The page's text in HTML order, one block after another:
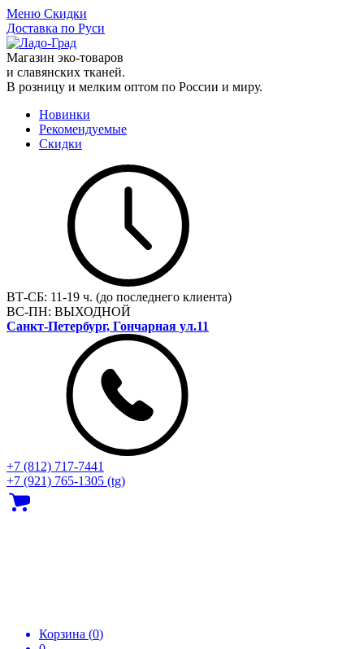
Меню Скидки
Доставка по Руси
Магазин эко-товаров
и славянских тканей.
В розницу и мелким оптом по России и миру.
Новинки
Рекомендуемые
Скидки
ВТ-СБ: 11-19 ч. (до последнего клиента)
ВС-ПН: ВЫХОДНОЙ
Санкт-Петербург, Гончарная ул.11
+7 (812) 717‑7441
+7 (921) 765-1305 (tg)
Корзина (0)